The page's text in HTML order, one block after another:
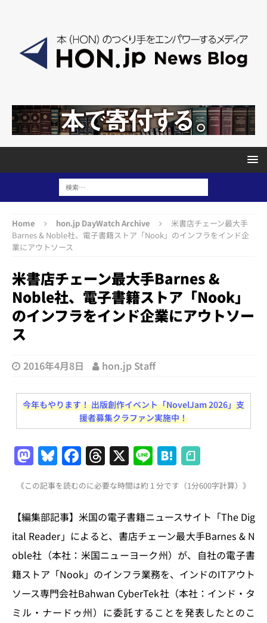
Home hon.jp DayWatch Archive
米書店チェーン最大手
Barnes & Noble社、電子書籍ストア「Nook」のインフラをインド企
業にアウトソース
米書店チェーン最大手Barnes &
Noble社、電子書籍ストア「Nook」
のインフラをインド企業にアウトソー
ス
2016年4月8日 hon.jp Staff
今年もやります！ 出版創作イベント「NovelJam 2026」支
援者募集クラファン実施中！
M
a
st
o
d
o
n
Bl
u
e
s
k
y
F
a
c
e
b
o
o
k
T
h
re
a
d
s
X Li
n
e
H
at
e
n
a
《この記事を読むのに必要な時間は約 1 分です（1分600字計算）》
【編集部記事】米国の電子書籍ニュースサイト「The Dig
ital Reader」によると、書店チェーン最大手Barnes & N
oble社（本社：米国ニューヨーク州）が、自社の電子書
籍ストア「Nook」のインフラ業務を、インドのITアウト
ソース専門会社Bahwan CyberTek社（本社：インド・タ
ミル・ナードゥ州）に委託することを発表したとのこ